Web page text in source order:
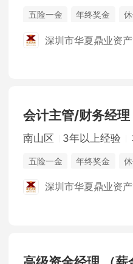
五险一金 年终奖金
综合补贴
深圳市华夏鼎业资
会计主管/财务经理
南山区 3年以上经验
五险一金 年终奖金
综合补贴
深圳市华夏鼎业资